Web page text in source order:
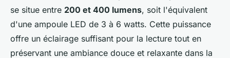
se situe entre 200 et 400 lumens, soit l'équivalent
d'une ampoule LED de 3 à 6 watts. Cette puissance
offre un éclairage suffisant pour la lecture tout en
préservant une ambiance douce et relaxante dans la